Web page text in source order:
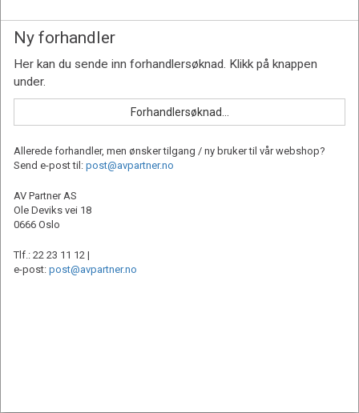
Ny forhandler
Allerede forhandler, men ønsker tilgang / ny bruker til vår webshop?
Send e-post til: post@avpartner.no
AV Partner AS
Ole Deviks vei 18
0666 Oslo
Tlf.: 22 23 11 12 |
e-post: post@avpartner.no